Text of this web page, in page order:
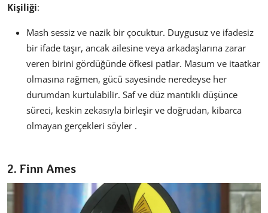
Kişiliği:
Mash sessiz ve nazik bir çocuktur. Duygusuz ve ifadesiz
bir ifade taşır, ancak ailesine veya arkadaşlarına zarar
veren birini gördüğünde öfkesi patlar. Masum ve itaatkar
olmasına rağmen, gücü sayesinde neredeyse her
durumdan kurtulabilir. Saf ve düz mantıklı düşünce
süreci, keskin zekasıyla birleşir ve doğrudan, kibarca
olmayan gerçekleri söyler .
2. Finn Ames